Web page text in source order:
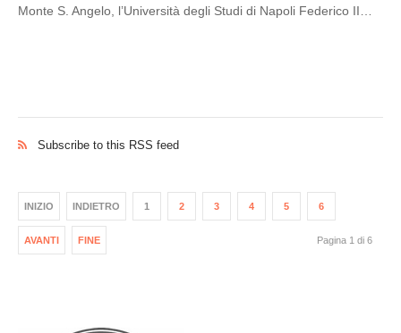
Monte S. Angelo, l’Università degli Studi di Napoli Federico II…
Subscribe to this RSS feed
INIZIO INDIETRO 1 2 3 4 5 6
AVANTI FINE Pagina 1 di 6